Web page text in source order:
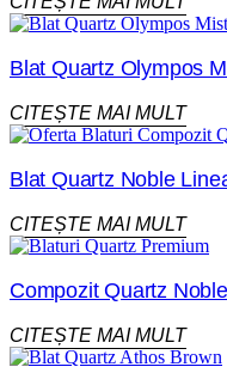
Blat Quartz Olympos
CITEȘTE MAI MULT
Blat Quartz Noble
CITEȘTE MAI MULT
Compozit Quartz
CITEȘTE MAI MULT